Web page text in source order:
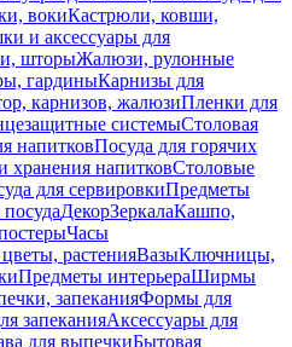
вокиКастрюли, ковши,
и аксессуары для
шторыЖалюзи, рулонные
гардиныКарнизы для
карнизов, жалюзиПленки для
системыСтоловая
напитковПосуда для горячих
хранения напитковСтоловые
для сервировкиПредметы
посудаДекорЗеркалаКашпо,
Часы
растенияВазыКлючницы,
Предметы интерьераШирмы
запеканияФормы для
запеканияАксессуары для
для выпечкиБытовая